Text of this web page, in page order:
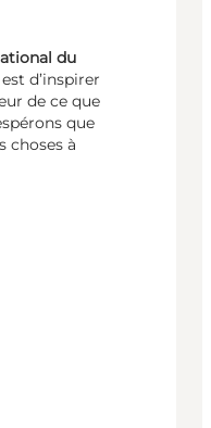
du
d’inspirer
de ce que
que
choses à